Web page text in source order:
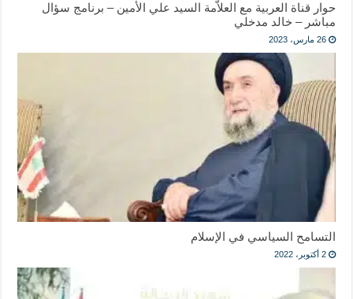
حوار قناة العربية مع العلاّمة السيد علي الأمين – برنامج سؤال
مباشر – خالد مدخلي
26 مارس، 2023
التسامح السياسي في الإسلام
2 أكتوبر، 2022